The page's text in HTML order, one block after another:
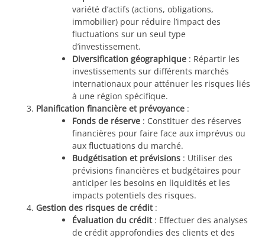
variété d’actifs (actions, obligations,
immobilier) pour réduire l’impact des
fluctuations sur un seul type
d’investissement.
Diversification géographique : Répartir les
investissements sur différents marchés
internationaux pour atténuer les risques liés
à une région spécifique.
Planification financière et prévoyance :
Fonds de réserve : Constituer des réserves
financières pour faire face aux imprévus ou
aux fluctuations du marché.
Budgétisation et prévisions : Utiliser des
prévisions financières et budgétaires pour
anticiper les besoins en liquidités et les
impacts potentiels des risques.
Gestion des risques de crédit:
Évaluation du crédit: Effectuer des analyses
de crédit approfondies des clients et des